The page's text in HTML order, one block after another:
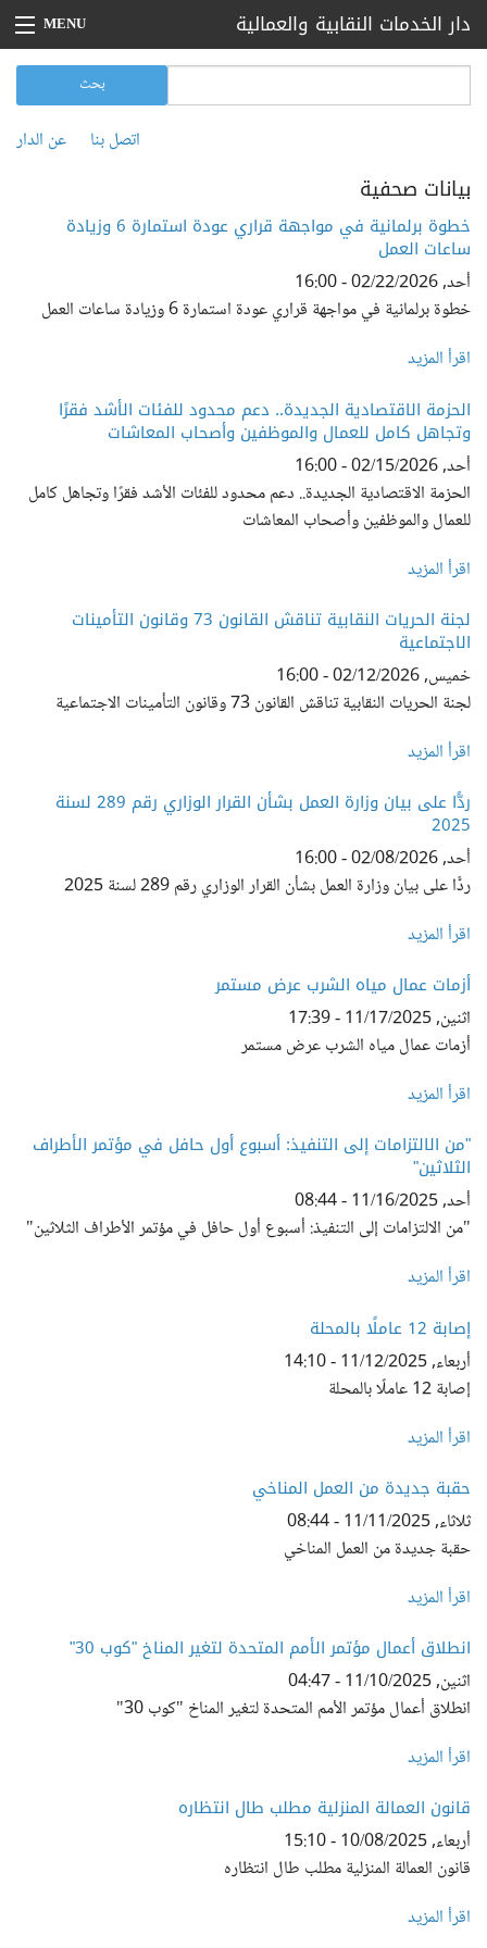
تجاوز إلى المحتوى الرئيسي
دار الخدمات النقابية والعمالية MENU
الرئيسية
مقالات
فعاليات
اتصل بنا
عن الدار
بحث
اتصل بنا عن الدار
بيانات صحفية
خطوة برلمانية في مواجهة قراري عودة استمارة 6 وزيادة
ساعات العمل
أحد, 02/22/2026 - 16:00
خطوة برلمانية في مواجهة قراري عودة استمارة 6 وزيادة ساعات العمل
اقرأ المزيد
الحزمة الاقتصادية الجديدة.. دعم محدود للفئات الأشد فقرًا
وتجاهل كامل للعمال والموظفين وأصحاب المعاشات
أحد, 02/15/2026 - 16:00
الحزمة الاقتصادية الجديدة.. دعم محدود للفئات الأشد فقرًا وتجاهل كامل
للعمال والموظفين وأصحاب المعاشات
اقرأ المزيد
لجنة الحريات النقابية تناقش القانون 73 وقانون التأمينات
الاجتماعية
خميس, 02/12/2026 - 16:00
لجنة الحريات النقابية تناقش القانون 73 وقانون التأمينات الاجتماعية
اقرأ المزيد
ردًّا على بيان وزارة العمل بشأن القرار الوزاري رقم 289 لسنة
2025
أحد, 02/08/2026 - 16:00
ردًّا على بيان وزارة العمل بشأن القرار الوزاري رقم 289 لسنة 2025
اقرأ المزيد
أزمات عمال مياه الشرب عرض مستمر
اثنين, 11/17/2025 - 17:39
أزمات عمال مياه الشرب عرض مستمر
اقرأ المزيد
"من الالتزامات إلى التنفيذ: أسبوع أول حافل في مؤتمر الأطراف
الثلاثين"
أحد, 11/16/2025 - 08:44
"من الالتزامات إلى التنفيذ: أسبوع أول حافل في مؤتمر الأطراف الثلاثين"
اقرأ المزيد
إصابة 12 عاملًا بالمحلة
أربعاء, 11/12/2025 - 14:10
إصابة 12 عاملًا بالمحلة
اقرأ المزيد
حقبة جديدة من العمل المناخي
ثلاثاء, 11/11/2025 - 08:44
حقبة جديدة من العمل المناخي
اقرأ المزيد
انطلاق أعمال مؤتمر الأمم المتحدة لتغير المناخ "كوب 30"
اثنين, 11/10/2025 - 04:47
انطلاق أعمال مؤتمر الأمم المتحدة لتغير المناخ "كوب 30"
اقرأ المزيد
قانون العمالة المنزلية مطلب طال انتظاره
أربعاء, 10/08/2025 - 15:10
قانون العمالة المنزلية مطلب طال انتظاره
اقرأ المزيد